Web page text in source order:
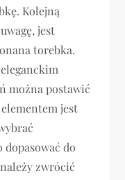
Kolejną
jest
torebka.
można postawić
jest
do
zwrócić